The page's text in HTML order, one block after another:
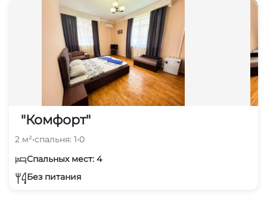
"Комфорт"
2 м²•спальня: 1•0
Спальных мест: 4
Без питания